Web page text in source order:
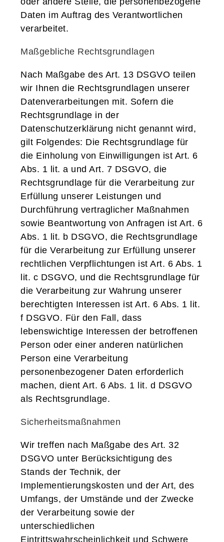
Daten im Auftrag des Verantwortlichen
verarbeitet.
Maßgebliche Rechtsgrundlagen
Nach Maßgabe des Art. 13 DSGVO teilen
wir Ihnen die Rechtsgrundlagen unserer
Datenverarbeitungen mit. Sofern die
Rechtsgrundlage in der
Datenschutzerklärung nicht genannt wird,
gilt Folgendes: Die Rechtsgrundlage für
die Einholung von Einwilligungen ist Art. 6
Abs. 1 lit. a und Art. 7 DSGVO, die
Rechtsgrundlage für die Verarbeitung zur
Erfüllung unserer Leistungen und
Durchführung vertraglicher Maßnahmen
sowie Beantwortung von Anfragen ist Art. 6
Abs. 1 lit. b DSGVO, die Rechtsgrundlage
für die Verarbeitung zur Erfüllung unserer
rechtlichen Verpflichtungen ist Art. 6 Abs. 1
lit. c DSGVO, und die Rechtsgrundlage für
die Verarbeitung zur Wahrung unserer
berechtigten Interessen ist Art. 6 Abs. 1 lit.
f DSGVO. Für den Fall, dass
lebenswichtige Interessen der betroffenen
Person oder einer anderen natürlichen
Person eine Verarbeitung
personenbezogener Daten erforderlich
machen, dient Art. 6 Abs. 1 lit. d DSGVO
als Rechtsgrundlage.
Sicherheitsmaßnahmen
Wir treffen nach Maßgabe des Art. 32
DSGVO unter Berücksichtigung des
Stands der Technik, der
Implementierungskosten und der Art, des
Umfangs, der Umstände und der Zwecke
der Verarbeitung sowie der
unterschiedlichen
Eintrittswahrscheinlichkeit und Schwere